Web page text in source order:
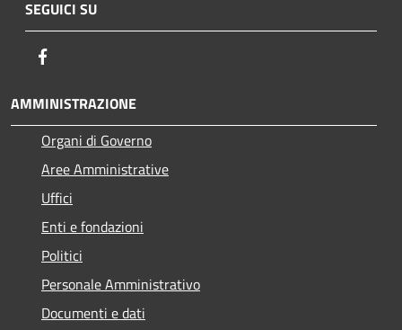
SEGUICI SU
AMMINISTRAZIONE
Organi di Governo
Aree Amministrative
Uffici
Enti e fondazioni
Politici
Personale Amministrativo
Documenti e dati